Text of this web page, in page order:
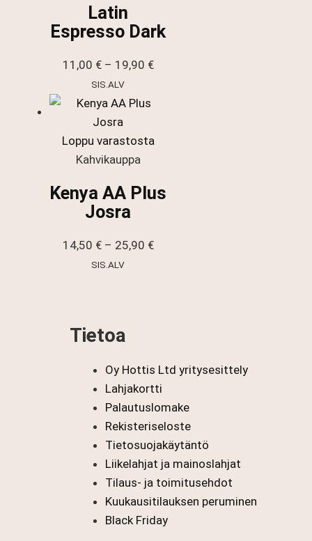
Latin
Espresso Dark
11,00 € – 19,90 €Hintaluokka:
SIS.ALV
Loppu varastosta
Kahvikauppa
Kenya AA Plus
Josra
14,50 € – 25,90 €Hintaluokka:
SIS.ALV
Tietoa
Oy Hottis Ltd yritysesittely
Lahjakortti
Palautuslomake
Rekisteriseloste
Tietosuojakäytäntö
Liikelahjat ja mainoslahjat
Tilaus- ja toimitusehdot
Kuukausitilauksen peruminen
Black Friday